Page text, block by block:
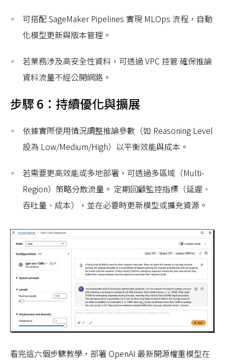
可搭配 SageMaker Pipelines 實現 MLOps 流程，自動
化模型更新與版本管理。
若業務涉及高安全性資料，可透過 VPC 控管 確保推論
資料流量不經公開網路。
步驟 6：持續優化與擴展
依據實際使用情況調整推論參數（如 Reasoning Level
設為 Low/Medium/High）以平衡效能與成本。
若需要更高效能或多地部署，可透過多區域（Multi-
Region）策略分散流量。 定期回顧監控指標（延遲、
吞吐量、成本），並在必要時更新模型或擴充資源。
看完這六個步驟教學，部署 OpenAI 最新開源權重模型在